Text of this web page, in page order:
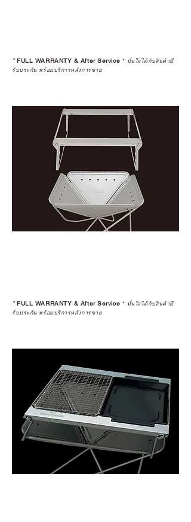
ในอุปกรณ์ที่คุณรัก มีคุณค่าอย่าง
ตัวแทนจำหน่ายที่ได้รับการแต่งตั้ง
เพื่อให้คุณได้รับทั้งสินค้า และ
ประสบการณ์ที่สมบูรณ์แบบในระยะ
อ่านต่อเรื่องการรับประกันสินค้าได้
https://www.campstudio.co.th/
*FULL WARRANTY & After Service * มั่นใจได้กับสินค้ามี
รับประกัน พร้อมบริการหลังการขาย
*FULL WARRANTY & After Service * มั่นใจได้กับสินค้ามี
รับประกัน พร้อมบริการหลังการขาย